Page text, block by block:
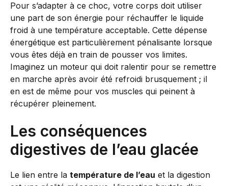
Pour s’adapter à ce choc, votre corps doit utiliser
une part de son énergie pour réchauffer le liquide
froid à une température acceptable. Cette dépense
énergétique est particulièrement pénalisante lorsque
vous êtes déjà en train de pousser vos limites.
Imaginez un moteur qui doit ralentir pour se remettre
en marche après avoir été refroidi brusquement ; il
en est de même pour vos muscles qui peinent à
récupérer pleinement.
Les conséquences
digestives de l’eau glacée
Le lien entre la température de l’eau et la digestion